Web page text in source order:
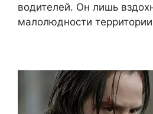
водителей. Он лишь
малолюдности